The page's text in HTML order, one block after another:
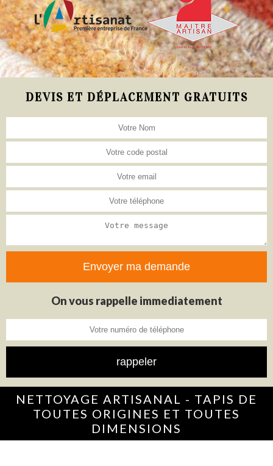
DEVIS ET DÉPLACEMENT GRATUITS
On vous rappelle immediatement
NETTOYAGE ARTISANAL - TAPIS DE
TOUTES ORIGINES ET TOUTES
DIMENSIONS